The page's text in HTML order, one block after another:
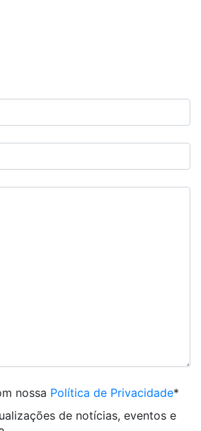
nossa Política de Privacidade*
de notícias, eventos e